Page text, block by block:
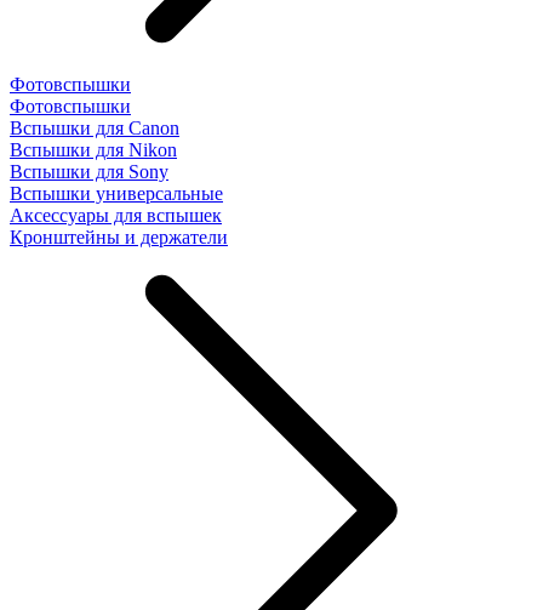
Фотовспышки
Фотовспышки
Вспышки для Canon
Вспышки для Nikon
Вспышки для Sony
Вспышки универсальные
Аксесcуары для вспышек
Кронштейны и держатели